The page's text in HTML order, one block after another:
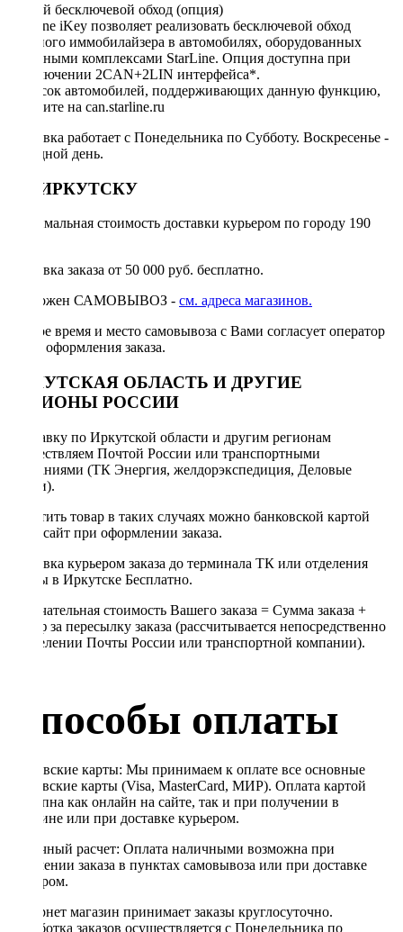
Умный бесключевой обход (опция)
StarLine iKey позволяет реализовать бесключевой обход
штатного иммобилайзера в автомобилях, оборудованных
охранными комплексами StarLine. Опция доступна при
подключении 2CAN+2LIN интерфейса*.
*Список автомобилей, поддерживающих данную функцию,
смотрите на can.starline.ru
Доставка работает с Понедельника по Субботу. Воскресенье -
выходной день.
ПО ИРКУТСКУ
Минимальная стоимость доставки курьером по городу 190
Доставка заказа от 50 000 руб. бесплатно.
Возможен САМОВЫВОЗ - см. адреса магазинов.
Точное время и место самовывоза с Вами согласует оператор
после оформления заказа.
ИРКУТСКАЯ ОБЛАСТЬ И ДРУГИЕ
РЕГИОНЫ РОССИИ
Отправку по Иркутской области и другим регионам
осуществляем Почтой России или транспортными
компаниями (ТК Энергия, желдорэкспедиция, Деловые
линии).
Оплатить товар в таких случаях можно банковской картой
через сайт при оформлении заказа.
Доставка курьером заказа до терминала ТК или отделения
Почты в Иркутске Бесплатно.
Окончательная стоимость Вашего заказа = Сумма заказа +
Тариф за пересылку заказа (рассчитывается непосредственно
в отделении Почты России или транспортной компании).
Способы оплаты
Банковские карты: Мы принимаем к оплате все основные
банковские карты (Visa, MasterCard, МИР). Оплата картой
доступна как онлайн на сайте, так и при получении в
магазине или при доставке курьером.
Наличный расчет: Оплата наличными возможна при
получении заказа в пунктах самовывоза или при доставке
курьером.
Интернет магазин принимает заказы круглосуточно.
Обработка заказов осуществляется с Понедельника по